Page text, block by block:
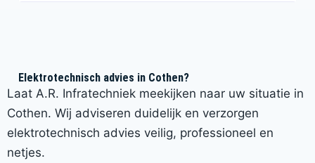
Elektrotechnisch advies in Cothen?
Laat A.R. Infratechniek meekijken naar uw situatie in
Cothen. Wij adviseren duidelijk en verzorgen
elektrotechnisch advies veilig, professioneel en
netjes.